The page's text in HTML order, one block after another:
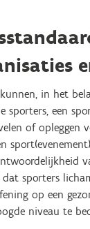
in het
sporters, een
of opleggen
sporters
op een
niveau te